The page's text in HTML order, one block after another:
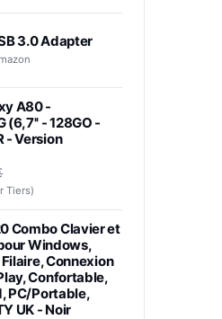
3.0 Adapter
A80 -
(6,7'' - 128GO -
- Version
Tiers)
Combo Clavier et
Windows,
Connexion
Confortable,
PC/Portable,
UK - Noir